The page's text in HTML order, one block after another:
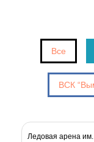
Все
ВСК
Ледовая арена